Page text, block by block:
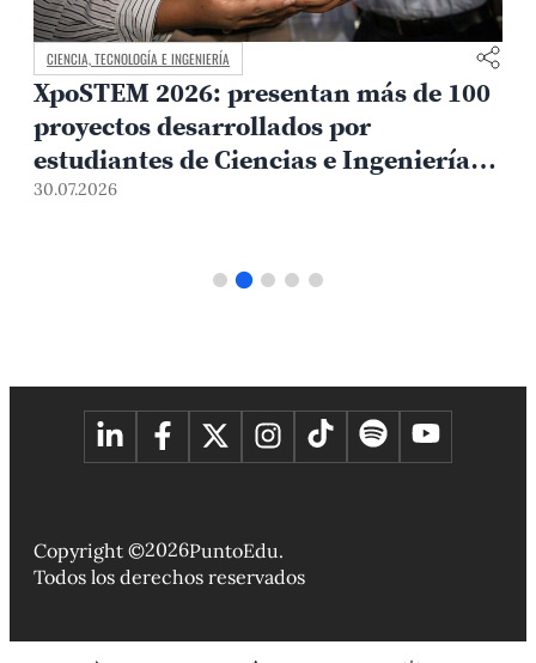
CIENCIA, TECNOLOGÍA E INGENIERÍA
XpoSTEM 2026: presentan más de 100
proyectos desarrollados por
estudiantes de Ciencias e Ingeniería
PUCP orientados a atender
30.07.2026
Copyright ©2026PuntoEdu.
Todos los derechos reservados